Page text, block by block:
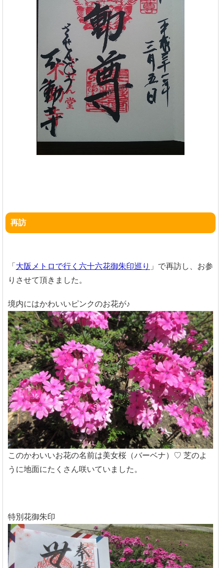
再訪
「 大阪メトロで行く六十六花御朱印巡り 」で再訪し、お参
りさせて頂きました。
境内にはかわいいピンクのお花が♪
このかわいいお花の名前は美女桜（バーベナ）♡ 芝のよ
うに地面にたくさん咲いていました。
特別花御朱印